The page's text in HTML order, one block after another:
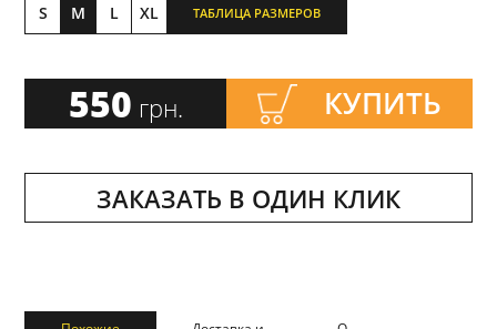
S M L XL ТАБЛИЦА РАЗМЕРОВ
550 грн. КУПИТЬ
ЗАКАЗАТЬ В ОДИН КЛИК